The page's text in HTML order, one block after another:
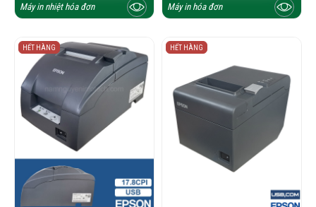
Máy in nhiệt hóa đơn Máy in hóa đơn
HẾT HÀNG HẾT HÀNG